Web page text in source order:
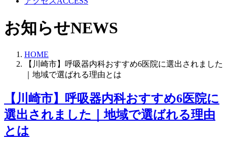
お知らせNEWS
HOME
【川崎市】呼吸器内科おすすめ6医院に選出されました
｜地域で選ばれる理由とは
【川崎市】呼吸器内科おすすめ6医院に
選出されました｜地域で選ばれる理由
とは